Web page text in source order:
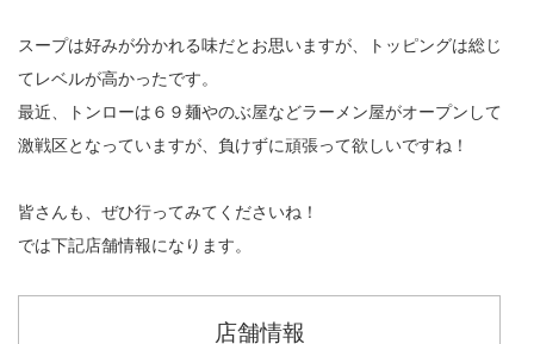
スープは好みが分かれる味だとお思いますが、トッピングは総じ
てレベルが高かったです。
最近、トンローは６９麺やのぶ屋などラーメン屋がオープンして
激戦区となっていますが、負けずに頑張って欲しいですね！
皆さんも、ぜひ行ってみてくださいね！
では下記店舗情報になります。
店舗情報